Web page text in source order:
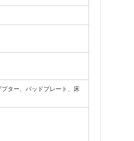
ター、パッドプレート、床